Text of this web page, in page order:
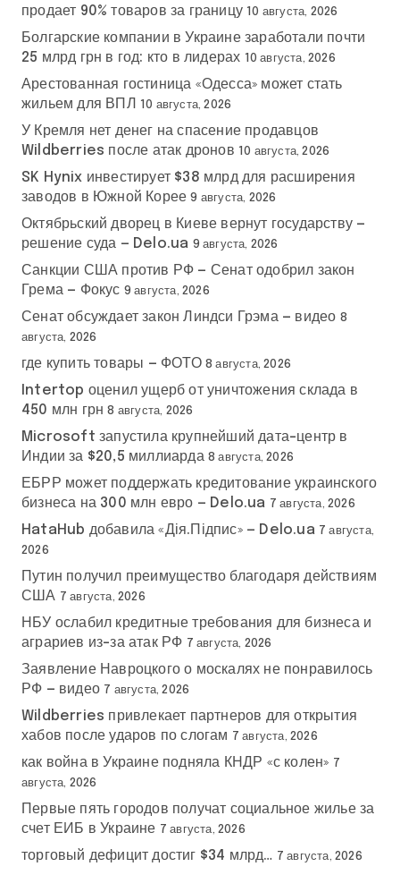
продает 90% товаров за границу 10 августа, 2026
Болгарские компании в Украине заработали почти
25 млрд грн в год: кто в лидерах 10 августа, 2026
Арестованная гостиница «Одесса» может стать
жильем для ВПЛ
10 августа, 2026
У Кремля нет денег на спасение продавцов
Wildberries после атак дронов 10 августа, 2026
SK Hynix инвестирует $38 млрд для расширения
заводов в Южной Корее 9 августа, 2026
Октябрьский дворец в Киеве вернут государству —
решение суда — Delo.ua 9 августа, 2026
Санкции США против РФ — Сенат одобрил закон
Грема — Фокус 9 августа, 2026
Сенат обсуждает закон Линдси Грэма — видео 8
августа, 2026
где купить товары — ФОТО 8 августа, 2026
Intertop оценил ущерб от уничтожения склада в
450 млн грн 8 августа, 2026
Microsoft запустила крупнейший дата-центр в
Индии за $20,5 миллиарда 8 августа, 2026
ЕБРР может поддержать кредитование украинского
бизнеса на 300 млн евро — Delo.ua 7 августа, 2026
HataHub добавила «Дія.Підпис» — Delo.ua 7 августа,
2026
Путин получил преимущество благодаря действиям
США 7 августа, 2026
НБУ ослабил кредитные требования для бизнеса и
аграриев из-за атак РФ 7 августа, 2026
Заявление Навроцкого о москалях не понравилось
РФ — видео 7 августа, 2026
Wildberries привлекает партнеров для открытия
хабов после ударов по слогам 7 августа, 2026
как война в Украине подняла КНДР «с колен» 7
августа, 2026
Первые пять городов получат социальное жилье за
счет ЕИБ в Украине 7 августа, 2026
торговый дефицит достиг $34 млрд… 7 августа, 2026